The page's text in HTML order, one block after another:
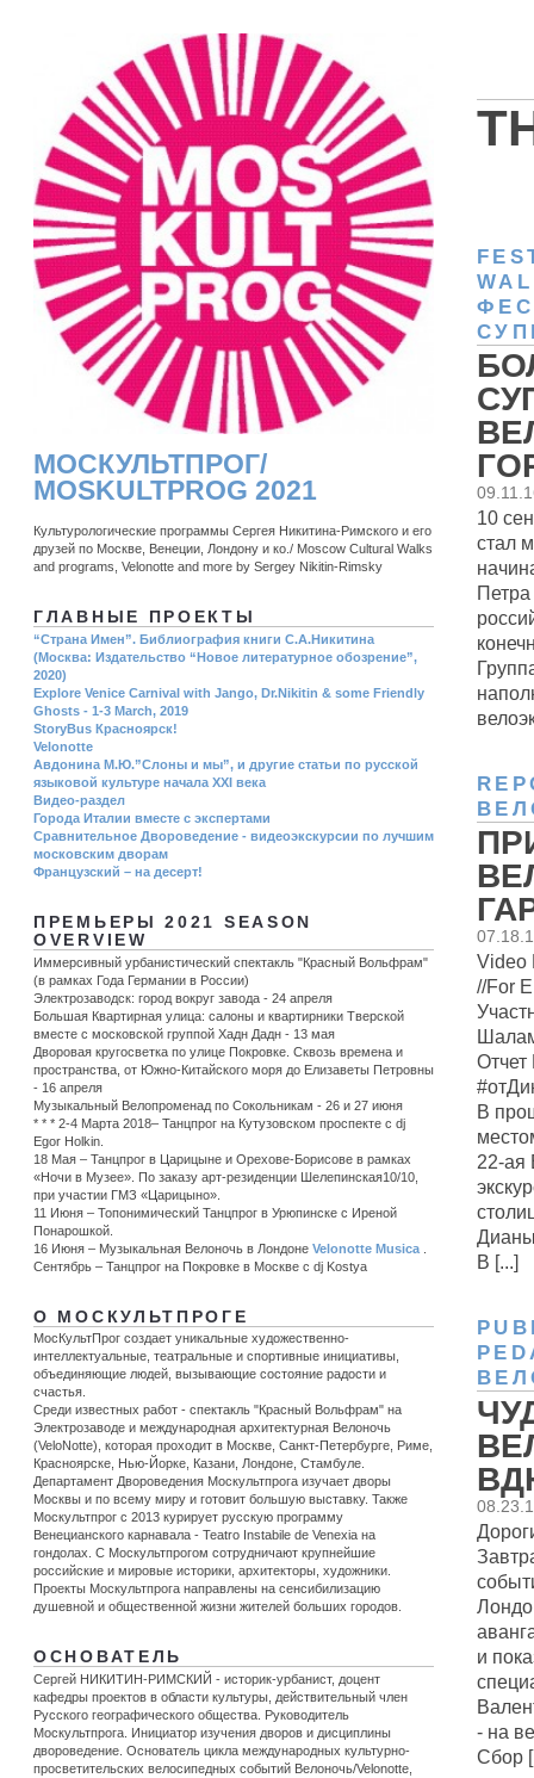
10
стал
Video
//For
Отчет
В
22-ая
В [...]
и
- на
Сбор
МОСКУЛЬТПРОГ/
MOSKULTPROG 2021
Культурологические программы Сергея Никитина-Римского и его
друзей по Москве, Венеции, Лондону и ко./ Moscow Cultural Walks
and programs, Velonotte and more by Sergey Nikitin-Rimsky
ГЛАВНЫЕ ПРОЕКТЫ
“Страна Имен”. Библиография книги С.А.Никитина
(Москва: Издательство “Новое литературное обозрение”,
2020)
Explore Venice Carnival with Jango, Dr.Nikitin & some Friendly
Ghosts - 1-3 March, 2019
StoryBus Красноярск!
Velonotte
Авдонина М.Ю.”Слоны и мы”, и другие статьи по русской
языковой культуре начала ХХI века
Видео-раздел
Города Италии вместе с экспертами
Сравнительное Двороведение - видеоэкскурсии по лучшим
московским дворам
Французский – на десерт!
ПРЕМЬЕРЫ 2021 SEASON
OVERVIEW
Иммерсивный урбанистический спектакль "Красный Вольфрам"
(в рамках Года Германии в России)
Электрозаводск: город вокруг завода - 24 апреля
Большая Квартирная улица: салоны и квартирники Тверской
вместе с московской группой Хадн Дадн - 13 мая
Дворовая кругосветка по улице Покровке. Сквозь времена и
пространства, от Южно-Китайского моря до Елизаветы Петровны
- 16 апреля
Музыкальный Велопроменад по Сокольникам - 26 и 27 июня
* * * 2-4 Марта 2018– Танцпрог на Кутузовском проспекте с dj
Egor Holkin.
18 Мая – Танцпрог в Царицыне и Орехове-Борисове в рамках
«Ночи в Музее». По заказу арт-резиденции Шелепинская10/10,
при участии ГМЗ «Царицыно».
11 Июня – Топонимический Танцпрог в Урюпинске c Иреной
Понарошкой.
16 Июня – Музыкальная Велоночь в Лондоне Velonotte Musica
Сентябрь – Танцпрог на Покровке в Москве с dj Kostya
О МОСКУЛЬТПРОГЕ
МосКультПрог создает уникальные художественно-
интеллектуальные, театральные и спортивные инициативы,
объединяющие людей, вызывающие состояние радости и
счастья.
Среди известных работ - спектакль "Красный Вольфрам" на
Электрозаводе и международная архитектурная Велоночь
(VeloNotte), которая проходит в Москве, Санкт-Петербурге, Риме,
Красноярске, Нью-Йорке, Казани, Лондоне, Стамбуле.
Департамент Двороведения Москультпрога изучает дворы
Москвы и по всему миру и готовит большую выставку. Также
Москультпрог с 2013 курирует русскую программу
Венецианского карнавала - Teatro Instabile de Venexia на
гондолах. С Москультпрогом сотрудничают крупнейшие
российские и мировые историки, архитекторы, художники.
Проекты Москультпрога направлены на сенсибилизацию
душевной и общественной жизни жителей больших городов.
ОСНОВАТЕЛЬ
Сергей НИКИТИН-РИМСКИЙ - историк-урбанист, доцент
кафедры проектов в области культуры, действительный член
Русского географического общества. Руководитель
Москультпрога. Инициатор изучения дворов и дисциплины
двороведение. Основатель цикла международных культурно-
просветительских велосипедных событий Велоночь/Velonotte,